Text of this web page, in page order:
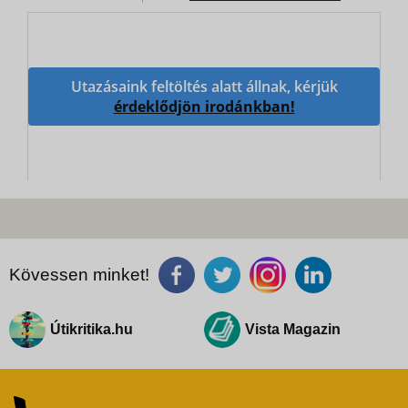
Utazásaink feltöltés alatt állnak, kérjük
érdeklődjön irodánkban!
Kövessen minket!
Útikritika.hu Vista Magazin